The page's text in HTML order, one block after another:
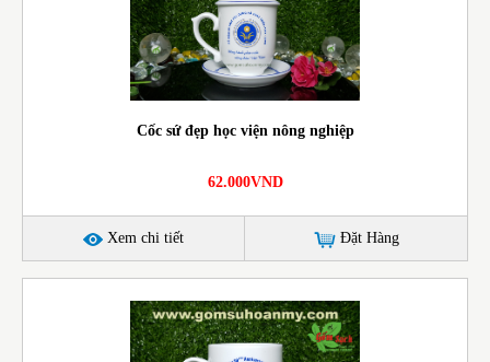
Cốc sứ đẹp học viện nông nghiệp
62.000VND
Xem chi tiết Đặt Hàng